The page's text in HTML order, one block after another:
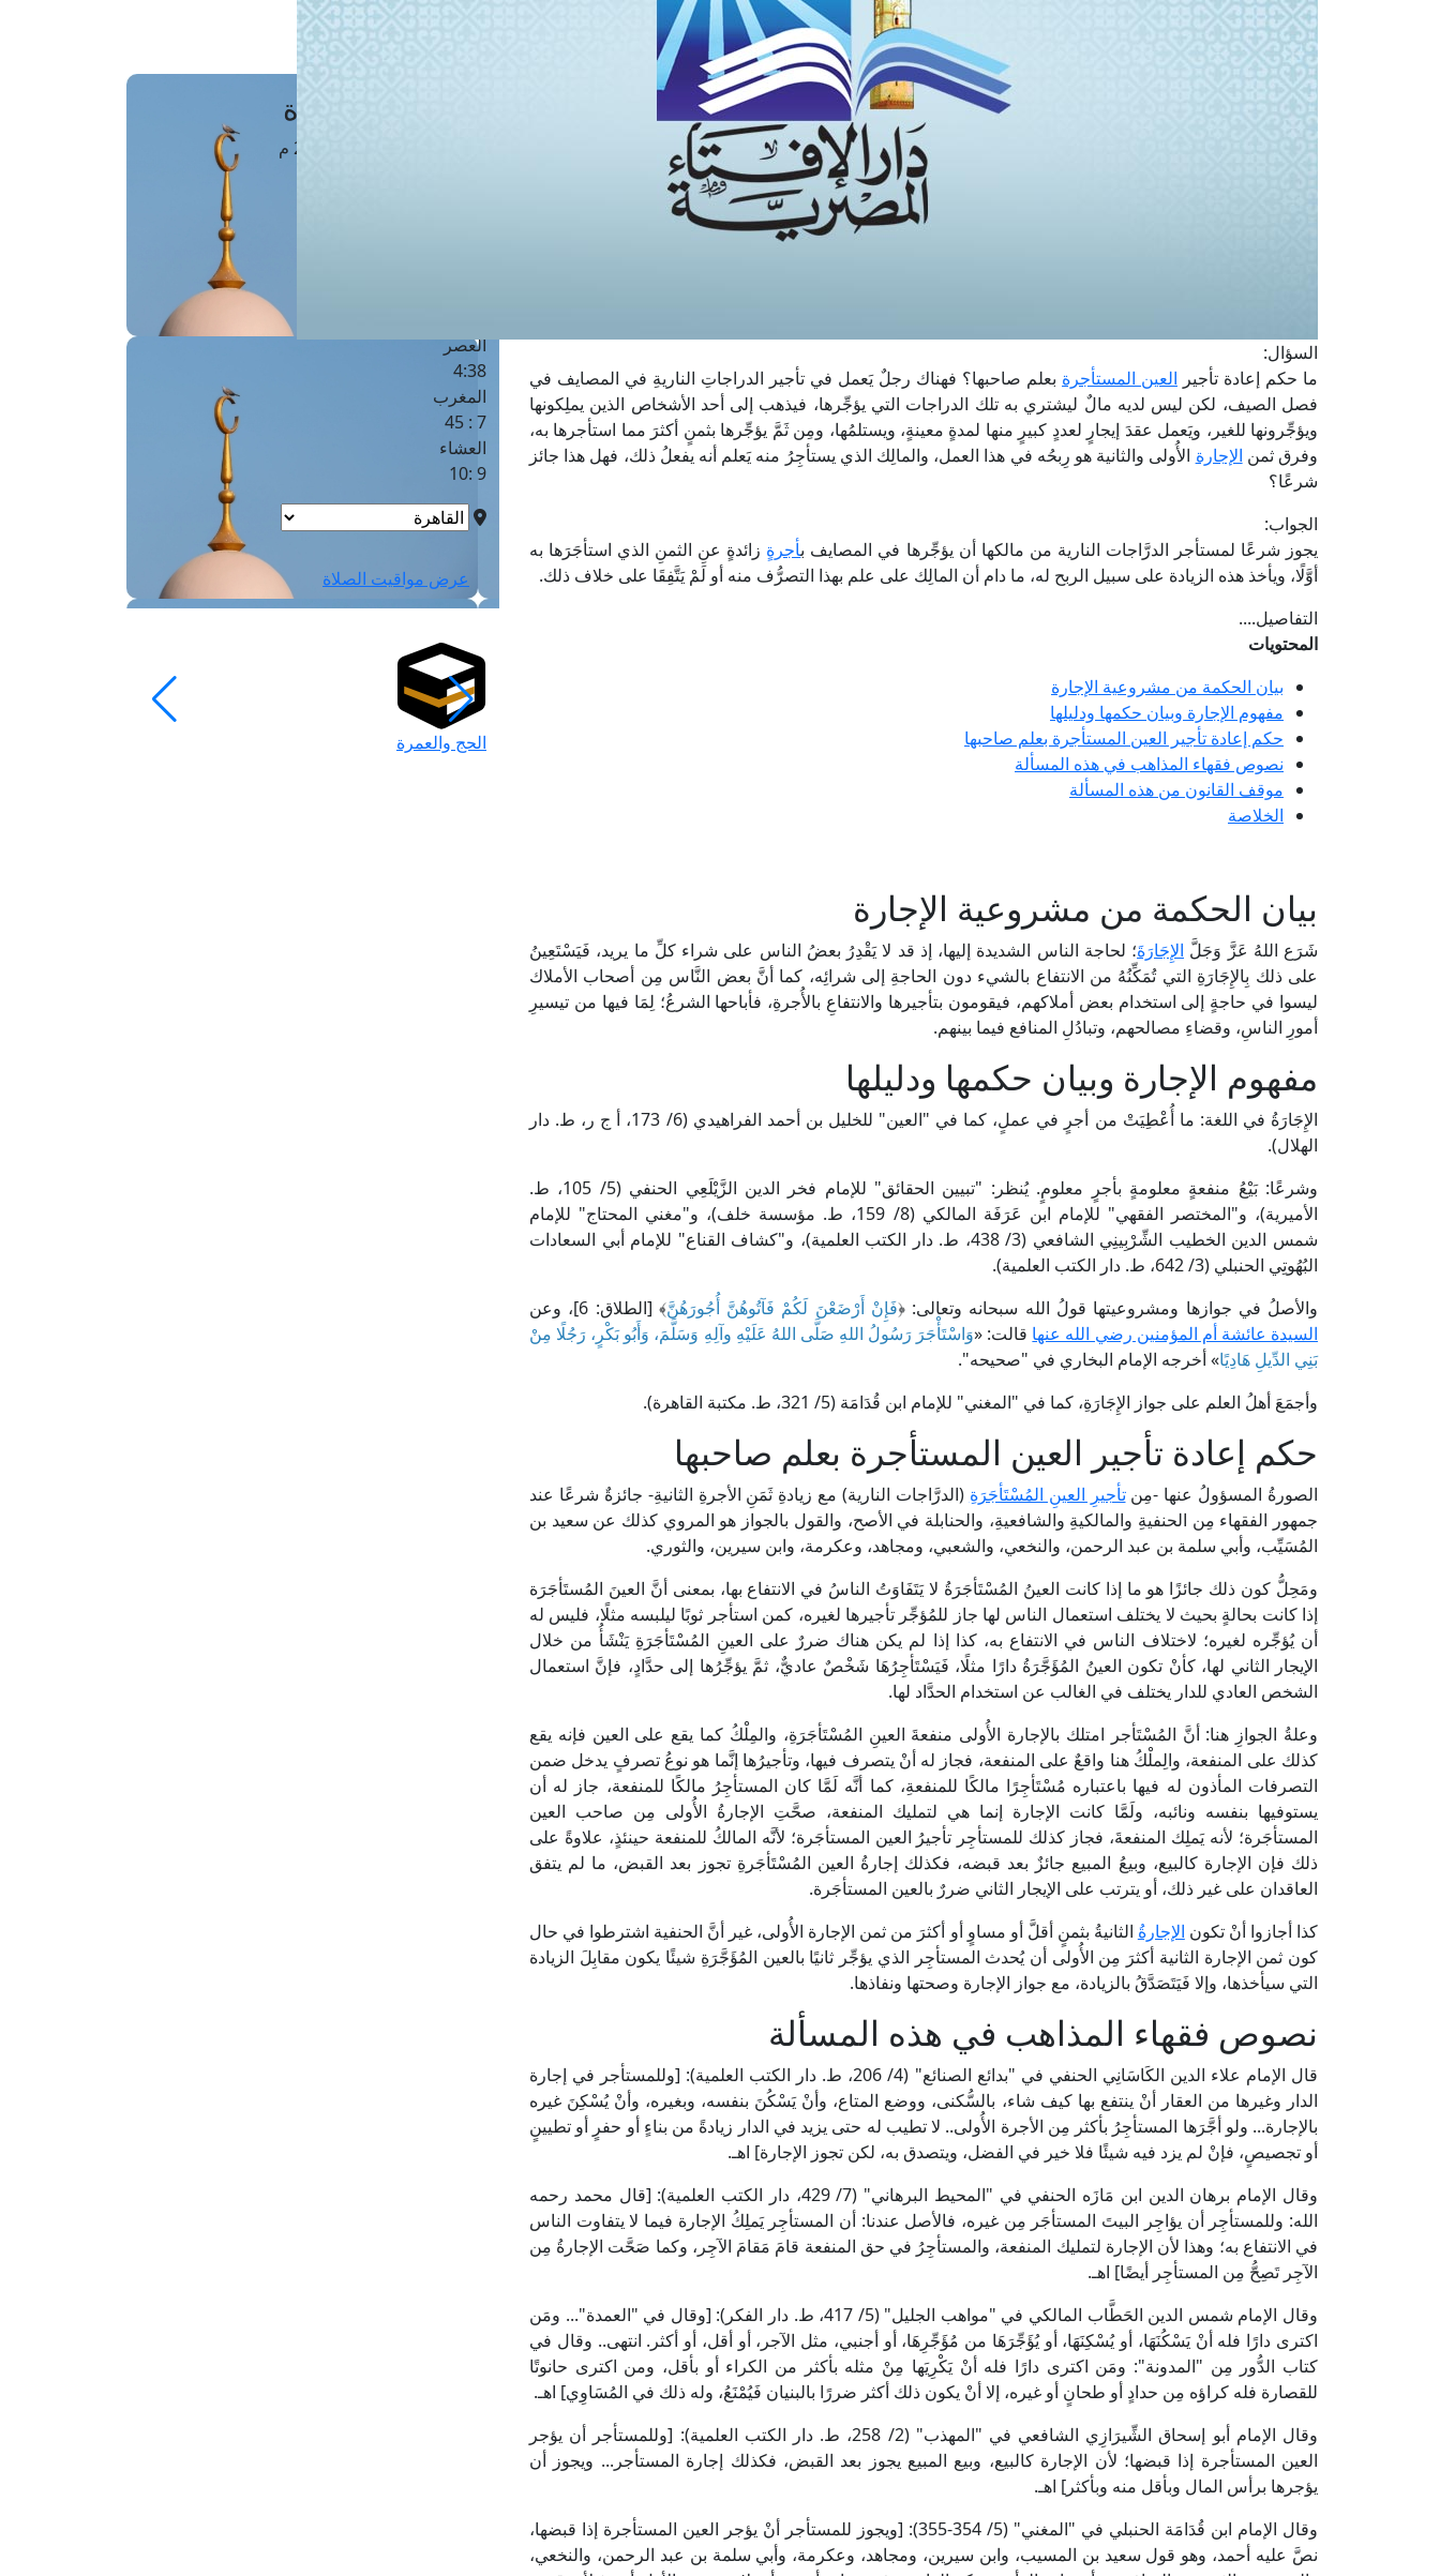
السؤال:
ما حكم إعادة تأجير العين المستأجرة بعلم صاحبها؟ فهناك رجلٌ يَعمل في تأجير الدراجاتِ الناريةِ في المصايف في
فصل الصيف، لكن ليس لديه مالٌ ليشتري به تلك الدراجات التي يؤجِّرها، فيذهب إلى أحد الأشخاص الذين يملِكونها
ويؤجِّرونها للغير، ويَعمل عقدَ إيجارٍ لعددٍ كبيرٍ منها لمدةٍ معينةٍ، ويستلمُها، ومِن ثَمَّ يؤجِّرها بثمنٍ أكثرَ مما استأجرها به،
وفرق ثمن الإجارة الأُولى والثانية هو رِبحُه في هذا العمل، والمالِك الذي يستأجِرُ منه يَعلم أنه يفعلُ ذلك، فهل هذا جائز
شرعًا؟
الجواب:
يجوز شرعًا لمستأجر الدرَّاجات النارية من مالكها أن يؤجِّرها في المصايف بأجرةٍ زائدةٍ عنِ الثمنِ الذي استأجَرَها به
أوَّلًا، ويأخذ هذه الزيادة على سبيل الربح له، ما دام أن المالِك على علم بهذا التصرُّف منه أو لَمْ يَتَّفِقَا على خلاف ذلك.
التفاصيل....
المحتويات
بيان الحكمة من مشروعية الإجارة
مفهوم الإجارة وبيان حكمها ودليلها
حكم إعادة تأجير العين المستأجرة بعلم صاحبها
نصوص فقهاء المذاهب في هذه المسألة
موقف القانون من هذه المسألة
الخلاصة
بيان الحكمة من مشروعية الإجارة
شَرَع اللهُ عَزَّ وَجَلَّ الإِجَارَةَ؛ لحاجة الناس الشديدة إليها، إذ قد لا يَقْدِرُ بعضُ الناس على شراء كلِّ ما يريد، فَيَسْتَعِينُ
على ذلك بِالإِجَارَةِ التي تُمَكِّنُهُ من الانتفاع بالشيء دون الحاجةِ إلى شرائِه، كما أنَّ بعض النَّاس مِن أصحاب الأملاك
ليسوا في حاجةٍ إلى استخدام بعض أملاكهم، فيقومون بتأجيرها والانتفاعِ بالأُجرةِ، فأباحها الشرعُ؛ لِمَا فيها من تيسيرِ
أمورِ الناسِ، وقضاءِ مصالحهم، وتبادُلِ المنافع فيما بينهم.
مفهوم الإجارة وبيان حكمها ودليلها
الإِجَارَةُ في اللغة: ما أُعْطِيَتْ من أجرٍ في عملٍ، كما في "العين" للخليل بن أحمد الفراهيدي (6/ 173، أ ج ر، ط. دار
الهلال).
وشرعًا: بَيْعُ منفعةٍ معلومةٍ بأجرٍ معلومٍ. يُنظر: "تبيين الحقائق" للإمام فخر الدين الزَّيْلَعِي الحنفي (5/ 105، ط.
الأميرية)، و"المختصر الفقهي" للإمام ابن عَرَفَة المالكي (8/ 159، ط. مؤسسة خلف)، و"مغني المحتاج" للإمام
شمس الدين الخطيب الشِّرْبِينِي الشافعي (3/ 438، ط. دار الكتب العلمية)، و"كشاف القناع" للإمام أبي السعادات
البُهُوتِي الحنبلي (3/ 642، ط. دار الكتب العلمية).
والأصلُ في جوازها ومشروعيتها قولُ الله سبحانه وتعالى: ﴿فَإِنْ أَرْضَعْنَ لَكُمْ فَآتُوهُنَّ أُجُورَهُنَّ﴾ [الطلاق: 6]، وعن
السيدة عائشة أم المؤمنين رضي الله عنها قالت: «وَاسْتَأْجَرَ رَسُولُ اللهِ صَلَّى اللهُ عَلَيْهِ وآلِهِ وَسَلَّمَ، وَأَبُو بَكْرٍ، رَجُلًا مِنْ
بَنِي الدِّيلِ هَادِيًا» أخرجه الإمام البخاري في "صحيحه".
وأجمَعَ أهلُ العلم على جواز الإِجَارَةِ، كما في "المغني" للإمام ابن قُدَامَة (5/ 321، ط. مكتبة القاهرة).
حكم إعادة تأجير العين المستأجرة بعلم صاحبها
الصورةُ المسؤولُ عنها -مِنتأجيرِ العينِ المُسْتَأجَرَةِ (الدرَّاجات النارية) مع زيادةِ ثَمَنِ الأجرةِ الثانيةِ- جائزةٌ شرعًا عند
جمهور الفقهاء مِن الحنفيةِ والمالكيةِ والشافعيةِ، والحنابلة في الأصح، والقول بالجواز هو المروي كذلك عن سعيد بن
المُسَيِّب، وأبي سلمة بن عبد الرحمن، والنخعي، والشعبي، ومجاهد، وعكرمة، وابن سيرين، والثوري.
ومَحِلُّ كون ذلك جائزًا هو ما إذا كانت العينُ المُسْتَأجَرَةُ لا يَتَفَاوَتُ الناسُ في الانتفاع بها، بمعنى أنَّ العينَ المُستَأجَرَة
إذا كانت بحالةٍ بحيث لا يختلف استعمال الناس لها جاز للمُؤجِّر تأجيرها لغيره، كمن استأجر ثوبًا ليلبسه مثلًا، فليس له
أن يُؤجِّره لغيره؛ لاختلاف الناس في الانتفاع به، كذا إذا لم يكن هناك ضررٌ على العينِ المُسْتَأجَرَةِ يَنْشَأُ من خلال
الإيجار الثاني لها، كأنْ تكون العينُ المُؤَجَّرَةُ دارًا مثلًا، فَيَسْتَأجِرُهَا شَخْصٌ عاديٌّ، ثمَّ يؤجِّرُها إلى حدَّادٍ، فإنَّ استعمال
الشخص العادي للدار يختلف في الغالب عن استخدام الحدَّاد لها.
وعلةُ الجوازِ هنا: أنَّ المُسْتَأجر امتلك بالإجارة الأُولى منفعةَ العينِ المُسْتَأجَرَةِ، والمِلْكُ كما يقع على العين فإنه يقع
كذلك على المنفعة، والِملْكُ هنا واقعٌ على المنفعة، فجاز له أنْ يتصرف فيها، وتأجيرُها إنَّما هو نوعُ تصرفٍ يدخل ضمن
التصرفات المأذون له فيها باعتباره مُسْتَأجِرًا مالكًا للمنفعةِ، كما أنَّه لَمَّا كان المستأجِرُ مالكًا للمنفعة، جاز له أن
يستوفيها بنفسه ونائبه، ولَمَّا كانت الإجارة إنما هي لتمليك المنفعة، صحَّتِ الإجارةُ الأُولى مِن صاحب العين
المستأجَرة؛ لأنه يَملِك المنفعةَ، فجاز كذلك للمستأجِر تأجيرُ العين المستأجَرة؛ لأنَّه المالكُ للمنفعة حينئذٍ، علاوةً على
ذلك فإن الإجارة كالبيع، وبيعُ المبيع جائزٌ بعد قبضه، فكذلك إجارةُ العين المُسْتَأجَرةِ تجوز بعد القبض، ما لم يتفق
العاقدان على غير ذلك، أو يترتب على الإيجار الثاني ضررٌ بالعين المستأجَرة.
كذا أجازوا أنْ تكون الإجارةُ الثانيةُ بثمنٍ أقلَّ أو مساوٍ أو أكثرَ من ثمن الإجارة الأُولى، غير أنَّ الحنفية اشترطوا في حال
كون ثمن الإجارة الثانية أكثرَ مِن الأُولى أن يُحدث المستأجِر الذي يؤجِّر ثانيًا بالعين المُؤَجَّرَةِ شيئًا يكون مقابِلَ الزيادة
التي سيأخذها، وإلا فَيَتَصَدَّقُ بالزيادة، مع جواز الإجارة وصحتها ونفاذها.
نصوص فقهاء المذاهب في هذه المسألة
قال الإمام علاء الدين الكَاسَانِي الحنفي في "بدائع الصنائع" (4/ 206، ط. دار الكتب العلمية): [وللمستأجر في إجارة
الدار وغيرها من العقار أنْ ينتفع بها كيف شاء، بالسُّكنى، ووضع المتاع، وأنْ يَسْكُنَ بنفسه، وبغيره، وأنْ يُسْكِنَ غيره
بالإجارة... ولو أجَّرَها المستأجِرُ بأكثر مِن الأجرة الأُولى.. لا تطيب له حتى يزيد في الدار زيادةً من بناءٍ أو حفرٍ أو تطيينٍ
أو تجصيصٍ، فإنْ لم يزد فيه شيئًا فلا خير في الفضل، ويتصدق به، لكن تجوز الإجارة] اهـ.
وقال الإمام برهان الدين ابن مَازَه الحنفي في "المحيط البرهاني" (7/ 429، دار الكتب العلمية): [قال محمد رحمه
الله: وللمستأجِر أن يؤاجِر البيتَ المستأجَر مِن غيره، فالأصل عندنا: أن المستأجِر يَملِكُ الإجارة فيما لا يتفاوت الناس
في الانتفاع به؛ وهذا لأن الإجارة لتمليك المنفعة، والمستأجِرُ في حق المنفعة قامَ مَقامَ الآجِر، وكما صَحَّت الإجارةُ مِن
الآجِر تَصِحُّ مِن المستأجِر أيضًا] اهـ.
وقال الإمام شمس الدين الحَطَّاب المالكي في "مواهب الجليل" (5/ 417، ط. دار الفكر): [وقال في "العمدة"... ومَن
اكترى دارًا فله أنْ يَسْكُنَهَا، أو يُسْكِنَهَا، أو يُؤَجِّرَهَا من مُؤَجِّرِهَا، أو أجنبي، مثل الآجر، أو أقل، أو أكثر. انتهى.. وقال في
كتاب الدُّور مِن "المدونة": ومَن اكترى دارًا فله أنْ يَكْرِيَها مِنْ مثله بأكثر من الكراء أو بأقل، ومن اكترى حانوتًا
للقصارة فله كراؤه مِن حدادٍ أو طحانٍ أو غيره، إلا أنْ يكون ذلك أكثر ضررًا بالبنيان فَيُمْنَعُ، وله ذلك في المُسَاوِي] اهـ.
وقال الإمام أبو إسحاق الشِّيرَازِي الشافعي في "المهذب" (2/ 258، ط. دار الكتب العلمية): [وللمستأجر أن يؤجر
العين المستأجرة إذا قبضها؛ لأن الإجارة كالبيع، وبيع المبيع يجوز بعد القبض، فكذلك إجارة المستأجر... ويجوز أن
يؤجرها برأس المال وبأقل منه وبأكثر] اهـ.
وقال الإمام ابن قُدَامَة الحنبلي في "المغني" (5/ 354-355): [ويجوز للمستأجر أنْ يؤجر العين المستأجرة إذا قبضها،
نصَّ عليه أحمد، وهو قول سعيد بن المسيب، وابن سيرين، ومجاهد، وعكرمة، وأبي سلمة بن عبد الرحمن، والنخعي،
الفتوى الهاتفية
مَواقِيتُ الصَّـــلاة
العصر
4:38
المغرب
7 : 45
العشاء
9 :10
عرض مواقيت الصلاة
الحج والعمرة